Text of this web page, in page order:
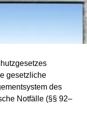
gesetzliche
des
Notfälle (§§ 92–